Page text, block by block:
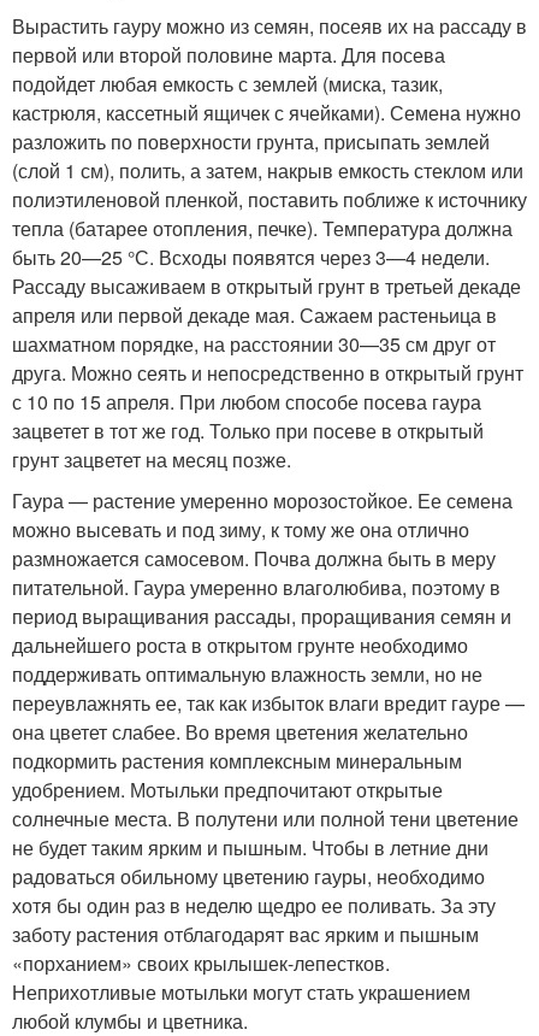
Вырастить гауру можно из семян, посеяв их на рассаду в
первой или второй половине марта. Для посева
подойдет любая емкость с землей (миска, тазик,
кастрюля, кассетный ящичек с ячейками). Семена нужно
разложить по поверхности грунта, присыпать землей
(слой 1 см), полить, а затем, накрыв емкость стеклом или
полиэтиленовой пленкой, поставить поближе к источнику
тепла (батарее отопления, печке). Температура должна
быть 20—25 °С. Всходы появятся через 3—4 недели.
Рассаду высаживаем в открытый грунт в третьей декаде
апреля или первой декаде мая. Сажаем растеньица в
шахматном порядке, на расстоянии 30—35 см друг от
друга. Можно сеять и непосредственно в открытый грунт
с 10 по 15 апреля. При любом способе посева гаура
зацветет в тот же год. Только при посеве в открытый
грунт зацветет на месяц позже.
Гаура — растение умеренно морозостойкое. Ее семена
можно высевать и под зиму, к тому же она отлично
размножается самосевом. Почва должна быть в меру
питательной. Гаура умеренно влаголюбива, поэтому в
период выращивания рассады, проращивания семян и
дальнейшего роста в открытом грунте необходимо
поддерживать оптимальную влажность земли, но не
переувлажнять ее, так как избыток влаги вредит гауре —
она цветет слабее. Во время цветения желательно
подкормить растения комплексным минеральным
удобрением. Мотыльки предпочитают открытые
солнечные места. В полутени или полной тени цветение
не будет таким ярким и пышным. Чтобы в летние дни
радоваться обильному цветению гауры, необходимо
хотя бы один раз в неделю щедро ее поливать. За эту
заботу растения отблагодарят вас ярким и пышным
«порханием» своих крылышек-лепестков.
Неприхотливые мотыльки могут стать украшением
любой клумбы и цветника.